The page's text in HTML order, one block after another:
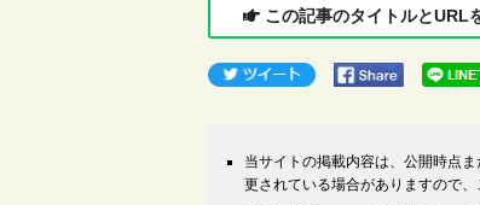
この記事のタイトルとURL
当サイトの掲載内容は、公開時点
更されている場合がありますので